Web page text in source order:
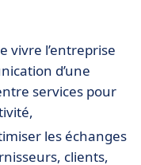
vivre l’entreprise
d’une
services pour
les échanges
clients,